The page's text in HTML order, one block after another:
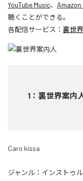
YouTube Music、 Amazon
聴くことができる。
各配信サービス： 裏世
1 ： 裏世界案内
Caro kissa
ジャンル： インストゥ